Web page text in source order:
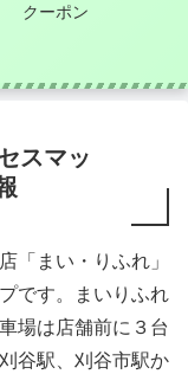
クーポン
スマッ
「まい・りふれ」
です。まいりふれ
場は店舗前に３台
谷駅、刈谷市駅か